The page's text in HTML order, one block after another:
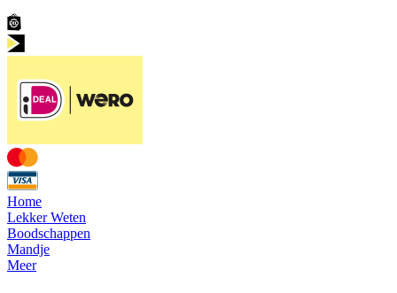
Home
Lekker Weten
Boodschappen
Mandje
Meer